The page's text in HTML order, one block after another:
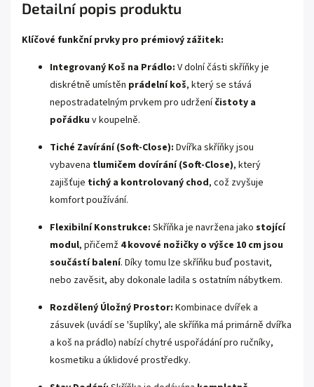
Detailní popis produktu
Klíčové funkční prvky pro prémiový zážitek:
Integrovaný Koš na Prádlo: V dolní části skříňky je
diskrétně umístěn prádelní koš, který se stává
nepostradatelným prvkem pro udrženíčistoty a
pořádku v koupelně.
Tiché Zavírání (Soft-Close): Dvířka skříňky jsou
vybavena tlumičem dovírání (Soft-Close), který
zajišťuje tichý a kontrolovaný chod, což zvyšuje
komfort používání.
Flexibilní Konstrukce: Skříňka je navržena jako stojící
modul, přičemž 4 kovové nožičky o výšce 10 cm jsou
součástí balení. Díky tomu lze skříňku buď postavit,
nebo zavěsit, aby dokonale ladila s ostatním nábytkem.
Rozdělený Úložný Prostor: Kombinace dvířek a
zásuvek (uvádí se 'šuplíky', ale skříňka má primárně dvířka
a koš na prádlo) nabízí chytré uspořádání pro ručníky,
kosmetiku a úklidové prostředky.